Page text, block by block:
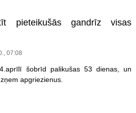
pieteikušās gandrīz visas
07:08
šobrīd palikušas 53 dienas, un
apgriezienus.